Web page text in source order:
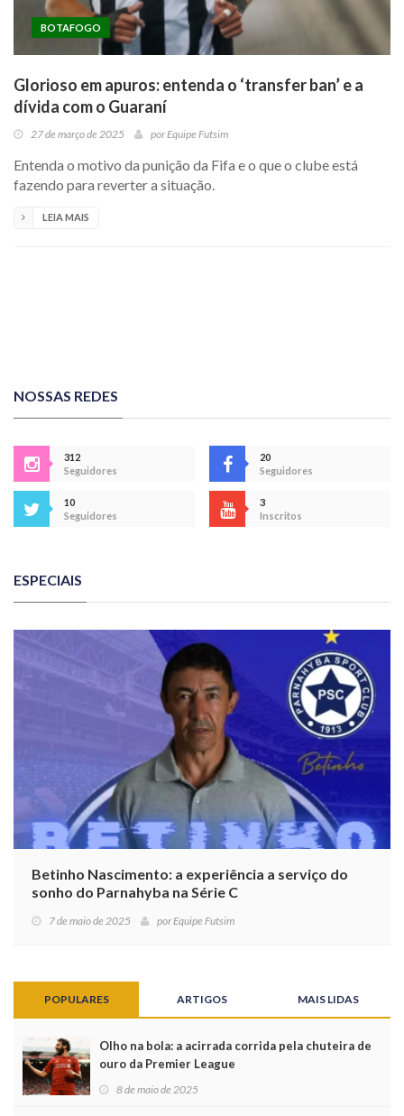
BOTAFOGO
Glorioso em apuros: entenda o ‘transfer ban’ e a
dívida com o Guaraní
27 de março de 2025 por Equipe Futsim
Entenda o motivo da punição da Fifa e o que o clube está
fazendo para reverter a situação.
LEIA MAIS
NOSSAS REDES
312
Seguidores
20
Seguidores
10
Seguidores
3
Inscritos
ESPECIAIS
Betinho Nascimento: a experiência a serviço do
sonho do Parnahyba na Série C
7 de maio de 2025 por Equipe Futsim
POPULARES ARTIGOS MAIS LIDAS
Olho na bola: a acirrada corrida pela chuteira de
ouro da Premier League
8 de maio de 2025